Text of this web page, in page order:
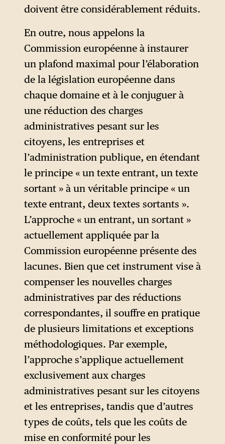
tentaculaire, ces réformes
sont adoptées en procédure
accélérée, avec peu ou pas de
consultation publique. Or si
certaines de ces mesures
constituent une véritable
simplification, d’autres
relèvent purement et
simplement de la
déréglementation. Le
mécanisme de la loi omnibus
rend difficile leur distinction,
ce qui fait peut-être partie du
but recherché.
Comme le suggèrent ces
recommandations, le
chancelier allemand Merz et
son parti politique — le
membre le plus influent du
Parti populaire européen au
pouvoir — souhaitent
désormais aller plus loin dans
la déréglementation en
préconisant des processus qui
iraient bien au-delà d’un
recours systématique aux
législations omnibus.
doivent être considérablement réduits.
En outre, nous appelons la
Commission européenne à instaurer
un plafond maximal pour l’élaboration
de la législation européenne dans
chaque domaine et à le conjuguer à
une réduction des charges
administratives pesant sur les
citoyens, les entreprises et
l’administration publique, en étendant
le principe « un texte entrant, un texte
sortant » à un véritable principe « un
texte entrant, deux textes sortants ».
L’approche « un entrant, un sortant »
actuellement appliquée par la
Commission européenne présente des
lacunes. Bien que cet instrument vise à
compenser les nouvelles charges
administratives par des réductions
correspondantes, il souffre en pratique
de plusieurs limitations et exceptions
méthodologiques. Par exemple,
l’approche s’applique actuellement
exclusivement aux charges
administratives pesant sur les citoyens
et les entreprises, tandis que d’autres
types de coûts, tels que les coûts de
mise en conformité pour les